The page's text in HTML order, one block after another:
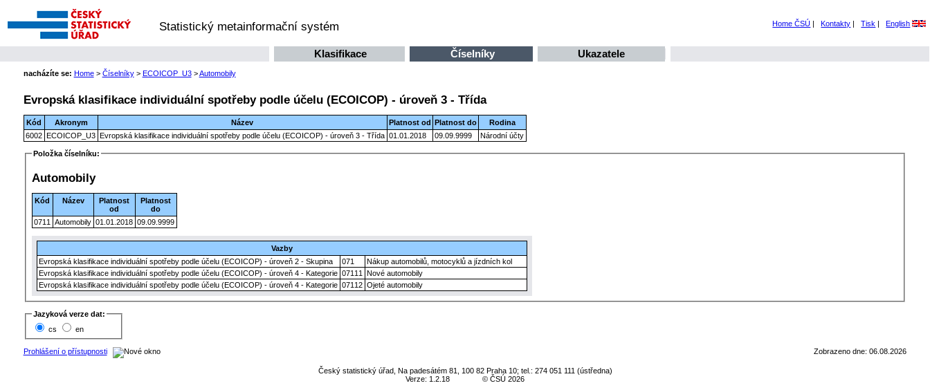
Statistický metainformační systém Home ČSÚ | Kontakty | Tisk | English
Klasifikace Číselníky Ukazatele
nacházíte se: Home> Číselníky> ECOICOP_U3>Automobily
Evropská klasifikace individuální spotřeby podle účelu (ECOICOP) - úroveň 3 - Třída
Kód Akronym Název Platnost od Platnost do
Rodina
6002 ECOICOP_U3 Evropská klasifikace individuální spotřeby podle účelu (ECOICOP) - úroveň 3 - Třída 01.01.2018 09.09.9999 Národní účty
Položka číselníku:
Automobily
Kód Název
Platnost
od
Platnost
do
0711
Automobily 01.01.2018 09.09.9999
Vazby
Evropská klasifikace individuální spotřeby podle účelu (ECOICOP) - úroveň 2 - Skupina
071
Nákup automobilů, motocyklů a jízdních kol
Evropská klasifikace individuální spotřeby podle účelu (ECOICOP) - úroveň 4 - Kategorie 07111
Nové automobily
Evropská klasifikace individuální spotřeby podle účelu (ECOICOP) - úroveň 4 - Kategorie 07112 Ojeté automobily
Jazyková verze dat:
cs
en
Prohlášení o přístupnosti Zobrazeno dne: 06.08.2026
Český statistický úřad, Na padesátém 81, 100 82 Praha 10; tel.: 274 051 111 (ústředna)
Verze: 1.2.18
© ČSÚ 2026